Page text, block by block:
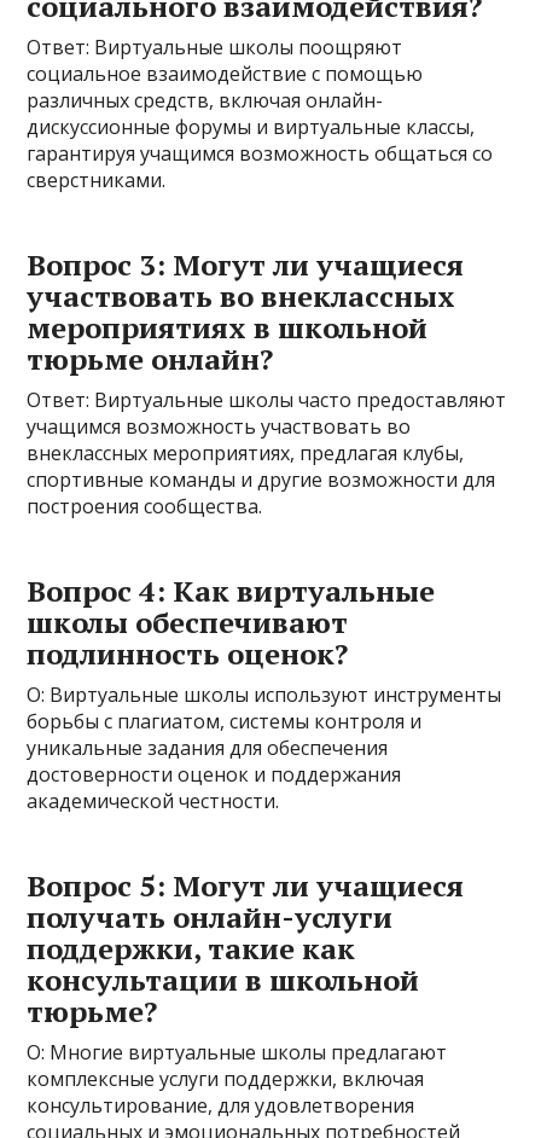
Ответ: Виртуальные школы поощряют
социальное взаимодействие с помощью
различных средств, включая онлайн-
дискуссионные форумы и виртуальные классы,
гарантируя учащимся возможность общаться со
сверстниками.
Вопрос 3: Могут ли учащиеся
участвовать во внеклассных
мероприятиях в школьной
тюрьме онлайн?
Ответ: Виртуальные школы часто предоставляют
учащимся возможность участвовать во
внеклассных мероприятиях, предлагая клубы,
спортивные команды и другие возможности для
построения сообщества.
Вопрос 4: Как виртуальные
школы обеспечивают
подлинность оценок?
О: Виртуальные школы используют инструменты
борьбы с плагиатом, системы контроля и
уникальные задания для обеспечения
достоверности оценок и поддержания
академической честности.
Вопрос 5: Могут ли учащиеся
получать онлайн-услуги
поддержки, такие как
консультации в школьной
тюрьме?
О: Многие виртуальные школы предлагают
комплексные услуги поддержки, включая
консультирование, для удовлетворения
социальных и эмоциональных потребностей